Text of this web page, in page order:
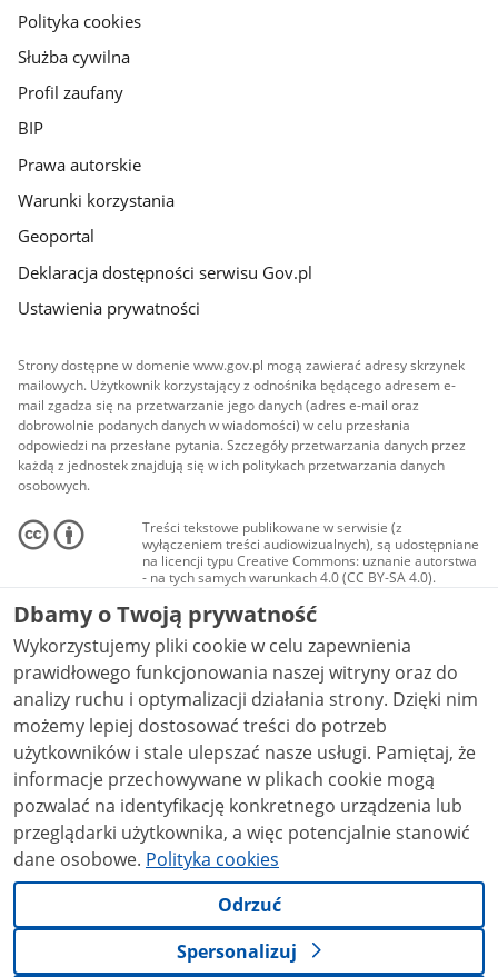
gov.pl
Polityka cookies
Służba cywilna
Profil zaufany
BIP
Prawa autorskie
Warunki korzystania
Geoportal
Deklaracja dostępności serwisu Gov.pl
Ustawienia prywatności
Strony dostępne w domenie www.gov.pl mogą zawierać adresy skrzynek
mailowych. Użytkownik korzystający z odnośnika będącego adresem e-
mail zgadza się na przetwarzanie jego danych (adres e-mail oraz
dobrowolnie podanych danych w wiadomości) w celu przesłania
odpowiedzi na przesłane pytania. Szczegóły przetwarzania danych przez
każdą z jednostek znajdują się w ich politykach przetwarzania danych
osobowych.
Treści tekstowe publikowane w serwisie (z
wyłączeniem treści audiowizualnych), są udostępniane
na licencji typu Creative Commons: uznanie autorstwa
- na tych samych warunkach 4.0 (CC BY-SA 4.0).
Materiały audiowizualne, w tym zdjęcia, materiały
audio i wideo, są udostępniane na licencji typu
Creative Commons: uznanie autorstwa użycie
niekomercyjne - bez utworów zależnych 4.0 (CC BY-
NC-ND 4.0), o ile nie jest to stwierdzone inaczej.
Dbamy o Twoją prywatność
Wykorzystujemy pliki cookie w celu zapewnienia
prawidłowego funkcjonowania naszej witryny oraz do
analizy ruchu i optymalizacji działania strony. Dzięki nim
możemy lepiej dostosować treści do potrzeb
użytkowników i stale ulepszać nasze usługi. Pamiętaj, że
informacje przechowywane w plikach cookie mogą
pozwalać na identyfikację konkretnego urządzenia lub
przeglądarki użytkownika, a więc potencjalnie stanowić
dane osobowe. Polityka cookies
Odrzuć
Spersonalizuj